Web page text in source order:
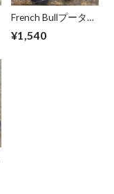
French Bullプータル
¥1,540